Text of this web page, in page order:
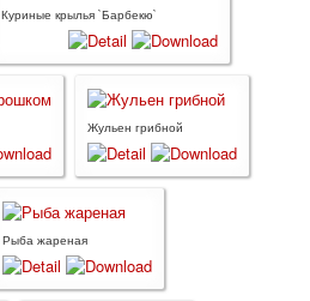
Куриные крылья `Барбекю`
Жульен грибной
Рыба жареная